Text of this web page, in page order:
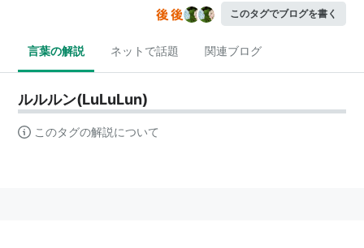
このタグでブログを書く
言葉の解説 ネットで話題 関連ブログ
ルルルン(LuLuLun)
このタグの解説について